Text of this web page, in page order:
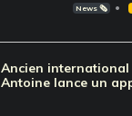
News 🗞️
Ancien international
Antoine lance un